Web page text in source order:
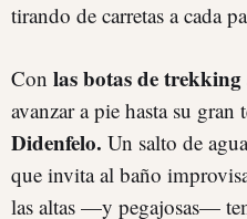
tirando de carretas a cada
Con las botas de
avanzar a pie hasta su gran
Didenfelo. Un salto de
que invita al baño
las altas —y pegajosas—